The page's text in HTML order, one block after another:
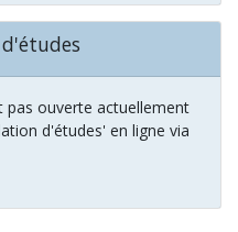
ouverte actuellement
d'études' en ligne via